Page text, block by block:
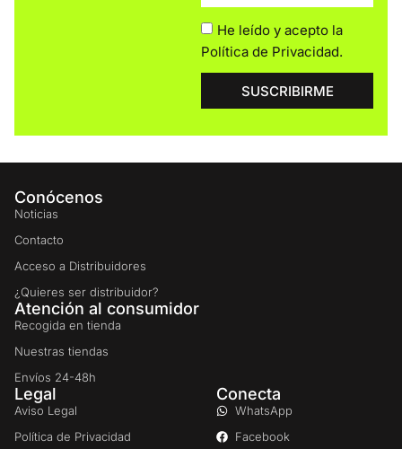
He leído y acepto la
Política de Privacidad.
SUSCRIBIRME
Conócenos
Noticias
Contacto
Acceso a Distribuidores
¿Quieres ser distribuidor?
Atención al consumidor
Recogida en tienda
Nuestras tiendas
Envíos 24-48h
Legal
Aviso Legal
Política de Privacidad
Conecta
WhatsApp
Facebook